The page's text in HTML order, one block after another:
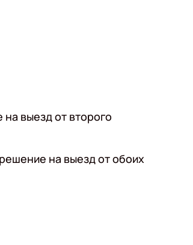
выезд от второго
на выезд от обоих